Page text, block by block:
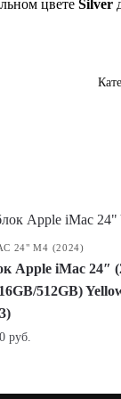
цветеSilver
24" M4 (2024)
Apple iMac 24″
512GB)
руб.